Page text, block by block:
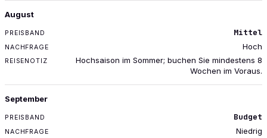
August
Mittel
Hoch
Hochsaison im Sommer; buchen Sie mindestens 8
Wochen im Voraus.
September
Budget
Niedrig